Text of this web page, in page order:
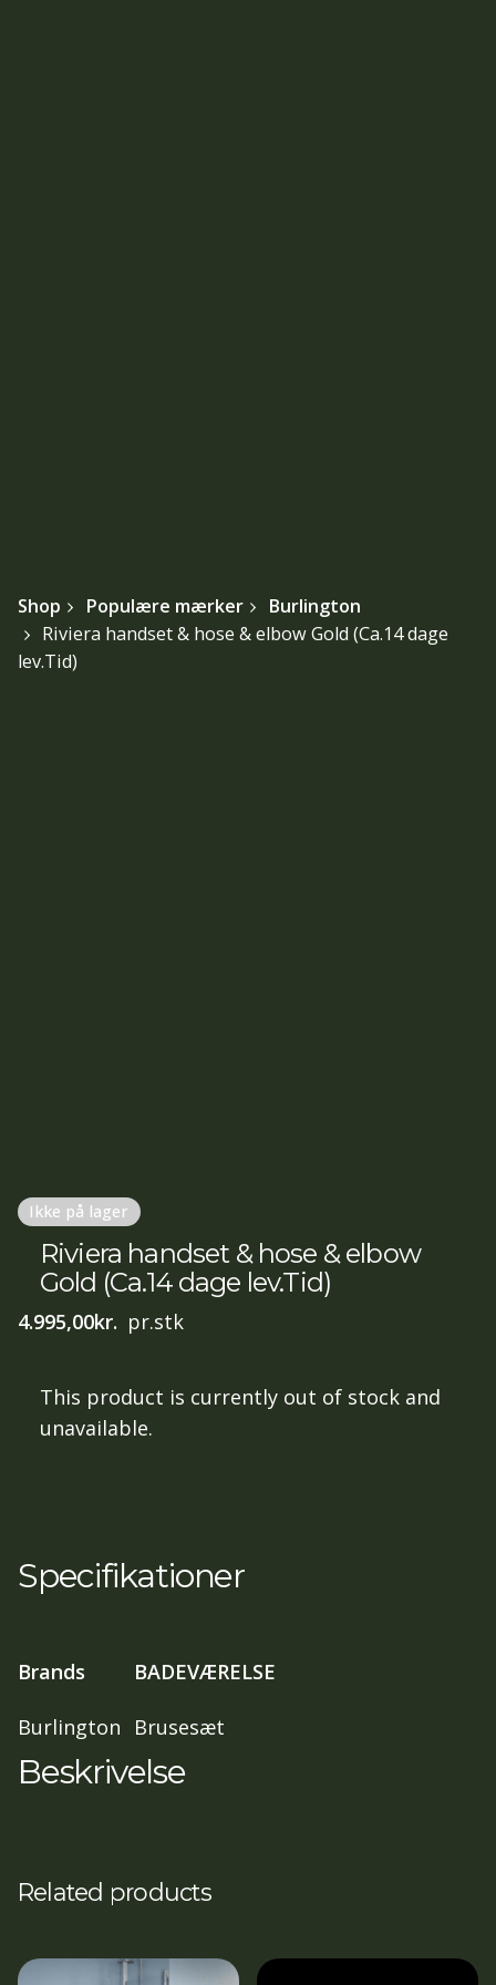
Shop Populære mærker
Burlington
Riviera handset & hose & elbow Gold (Ca.14 dage
lev.Tid)
Ikke på lager
Riviera handset & hose & elbow
Gold (Ca.14 dage lev.Tid)
4.995,00kr. pr.stk
This product is currently out of stock and
unavailable.
Specifikationer
Brands BADEVÆRELSE
Burlington Brusesæt
Beskrivelse
Related products